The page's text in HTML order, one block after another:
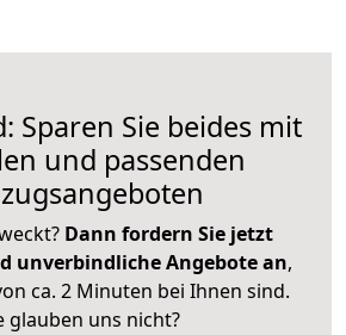
Sparen Sie beides mit
und passenden
Dann fordern Sie jetzt
unverbindliche Angebote an,
ca. 2 Minuten bei Ihnen sind.
glauben uns nicht?